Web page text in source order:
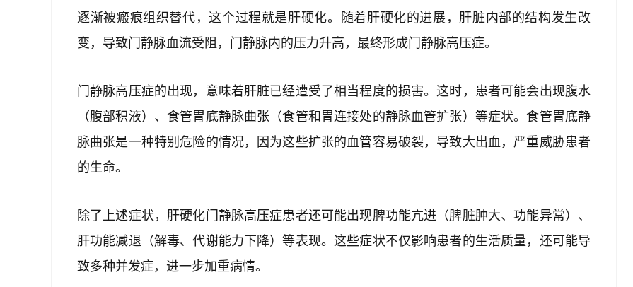
逐渐被瘢痕组织替代，这个过程就是肝硬化。随着肝硬化的进展，肝脏内部的结构发生改
变，导致门静脉血流受阻，门静脉内的压力升高，最终形成门静脉高压症。
门静脉高压症的出现，意味着肝脏已经遭受了相当程度的损害。这时，患者可能会出现腹水
（腹部积液）、食管胃底静脉曲张（食管和胃连接处的静脉血管扩张）等症状。食管胃底静
脉曲张是一种特别危险的情况，因为这些扩张的血管容易破裂，导致大出血，严重威胁患者
的生命。
除了上述症状，肝硬化门静脉高压症患者还可能出现脾功能亢进（脾脏肿大、功能异常）、
肝功能减退（解毒、代谢能力下降）等表现。这些症状不仅影响患者的生活质量，还可能导
致多种并发症，进一步加重病情。